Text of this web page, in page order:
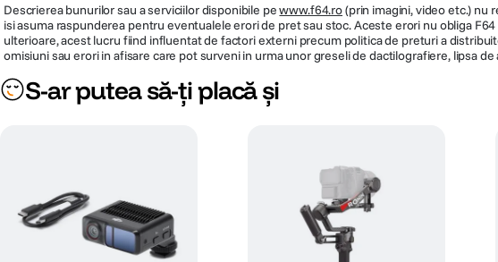
Descrierea bunurilor sau a serviciilor disponibile pewww.f64.ro(prin imagini, video etc.) nu
isi asuma raspunderea pentru eventualele erori de pret sau stoc. Aceste erori nu obliga
ulterioare, acest lucru fiind influentat de factori externi precum politica de preturi a
omisiuni sau erori in afisare care pot surveni in urma unor greseli de dactilografiere, lipsa
S-ar putea să-ți placă și